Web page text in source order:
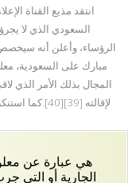
انتقد مذيع القناة
السعودي الذي لا
الرؤساء، وأعلن أنه
مبارك على السعودية،
المجال بذلك الأمر
لإقالته